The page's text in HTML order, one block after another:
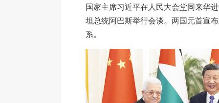
国家主席习近平在人民大会堂同来华
坦总统阿巴斯举行会谈。两国元首宣
系。